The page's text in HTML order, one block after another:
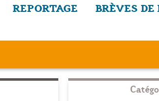
REPORTAGE BRÈVES